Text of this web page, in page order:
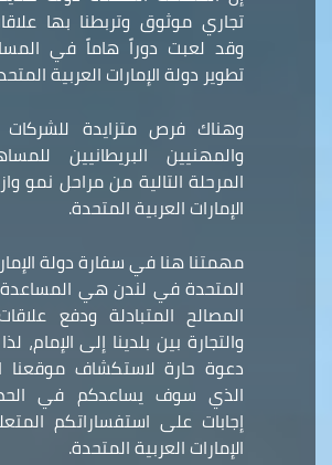
تجاري موثوق وتربطنا بها
وقد لعبت دوراً هاماً في
تطوير دولة الإمارات العربية
وهناك فرص متزايدة للشركات
والمهنيين البريطانيين
المرحلة التالية من مراحل نمو
الإمارات العربية المتحدة.
مهمتنا هنا في سفارة دولة
المتحدة في لندن هي
المصالح المتبادلة ودفع
والتجارة بين بلدينا إلى الإمام،
دعوة حارة لاستكشاف موقعنا
الذي سوف يساعدكم في
إجابات على استفساراتكم
الإمارات العربية المتحدة.